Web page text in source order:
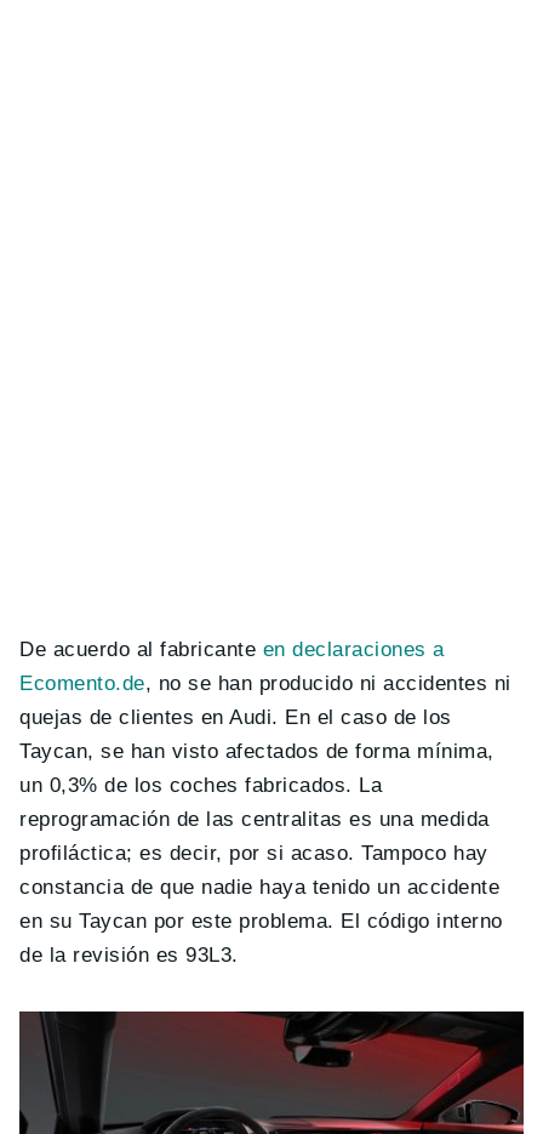
De acuerdo al fabricante en declaraciones a
Ecomento.de, no se han producido ni accidentes ni
quejas de clientes en Audi. En el caso de los
Taycan, se han visto afectados de forma mínima,
un 0,3% de los coches fabricados. La
reprogramación de las centralitas es una medida
profiláctica; es decir, por si acaso. Tampoco hay
constancia de que nadie haya tenido un accidente
en su Taycan por este problema. El código interno
de la revisión es 93L3.